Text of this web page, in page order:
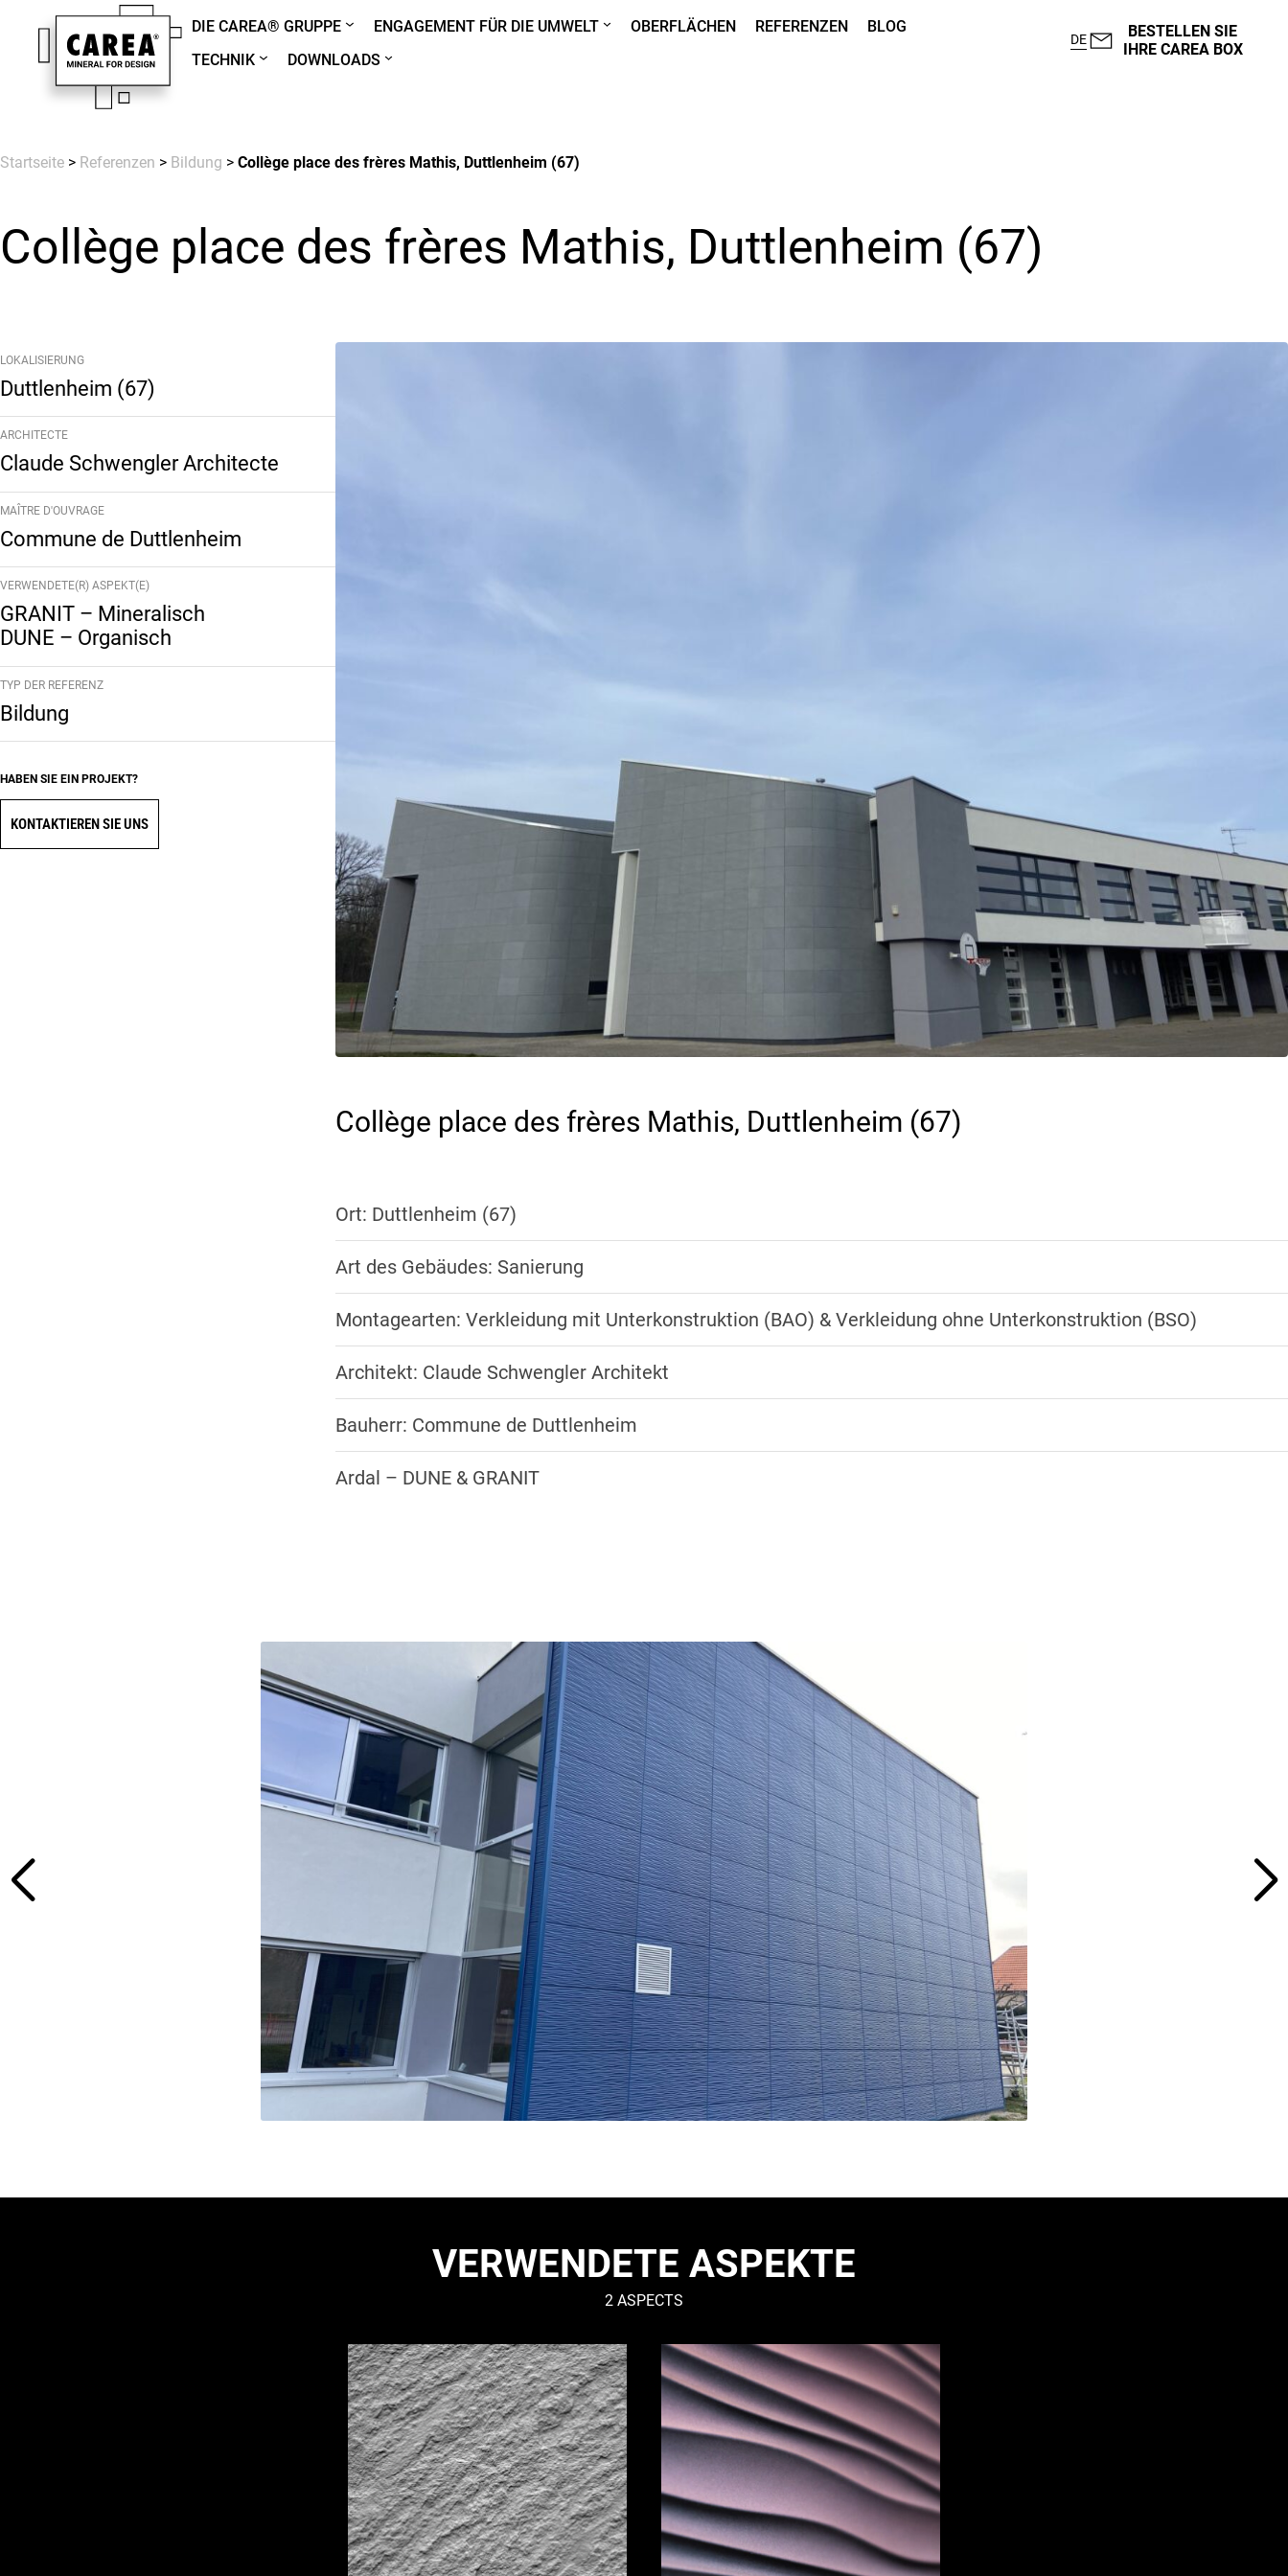
DIE CAREA® GRUPPE ENGAGEMENT FÜR DIE UMWELT OBERFLÄCHEN REFERENZEN
BLOG
TECHNIK
DOWNLOADS
DE
BESTELLEN SIE
IHRE CAREA BOX
Startseite > Referenzen > Bildung > Collège place des frères Mathis, Duttlenheim (67)
Collège place des frères Mathis, Duttlenheim (67)
LOKALISIERUNG
Duttlenheim (67)
ARCHITECTE
Claude Schwengler Architecte
MAÎTRE D'OUVRAGE
Commune de Duttlenheim
VERWENDETE(R) ASPEKT(E)
GRANIT – Mineralisch
DUNE – Organisch
TYP DER REFERENZ
Bildung
HABEN SIE EIN PROJEKT?
KONTAKTIEREN SIE UNS
Collège place des frères Mathis, Duttlenheim (67)
Ort: Duttlenheim (67)
Art des Gebäudes: Sanierung
Montagearten: Verkleidung mit Unterkonstruktion (BAO) & Verkleidung ohne Unterkonstruktion (BSO)
Architekt: Claude Schwengler Architekt
Bauherr: Commune de Duttlenheim
Ardal – DUNE & GRANIT
VERWENDETE ASPEKTE
2 ASPECTS
GRANIT
–
Mineralisch
DUNE
–
Organisch